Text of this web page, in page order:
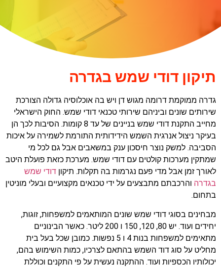
תיקון דודי שמש בגדרה
גדרה ממוקמת דרומה מגוש דן ויש בה אוכלוסיה גדולה הצורכת
שירותים שונים וביניהם שירותי טכנאי דודי שמש. החוק הישראלי
מחייב התקנת דודי שמש בניינים של עד 8 קומות. הסיבות לכך הן
בעיקר ניצול אנרגית השמש הידידותית התורמת לשמירה על איכות
הסביבה. למשק נוצר חיסכון ענק במשאבים אבל גם לכל מי
שמתקין מערכות קולטים עם דודי שמש. מערכת כזאת פועלת היטב
לאורך זמן אבל מדי פעם נגרמות בה תקלות. תיקון דודי שמש
בגדרה והרכבתם מתבצעים על ידי טכנאים מקצועיים ובעלי מוניטין
בתחום.
מבחינים בסוגי דודי שמש שונים המותאמים למשפחות, זוגות,
יחידים ועוד. יש 80, 120, 150 ו 200 ליטר. כאשר הבינוניים
מתאימים למשפחות בנות 4 ו 5 נפשות. כמובן שכל בעל בית
מחליט על סוג דוד השמש בהתאם לצרכיו, כמות השימוש בהם,
יכולותיו הכספיות ועוד. ההתקנה נעשית על פי התקנים וכוללת